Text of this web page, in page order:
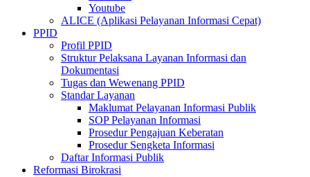
Youtube
ALICE (Aplikasi Pelayanan Informasi Cepat)
PPID
Profil PPID
Struktur Pelaksana Layanan Informasi dan
Dokumentasi
Tugas dan Wewenang PPID
Standar Layanan
Maklumat Pelayanan Informasi Publik
SOP Pelayanan Informasi
Prosedur Pengajuan Keberatan
Prosedur Sengketa Informasi
Daftar Informasi Publik
Reformasi Birokrasi